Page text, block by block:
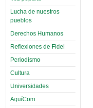
Lucha de nuestros
pueblos
Derechos Humanos
Reflexiones de Fidel
Periodismo
Cultura
Universidades
AquíCom